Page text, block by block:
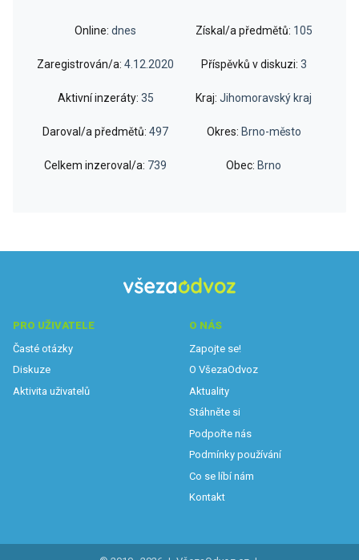
Online: dnes
Zaregistrován/a: 4.12.2020
Aktivní inzeráty: 35
Daroval/a předmětů: 497
Celkem inzeroval/a: 739
Získal/a předmětů: 105
Příspěvků v diskuzi: 3
Kraj: Jihomoravský kraj
Okres: Brno-město
Obec: Brno
PRO UŽIVATELE
Časté otázky
Diskuze
Aktivita uživatelů
O NÁS
Zapojte se!
O VšezaOdvoz
Aktuality
Stáhněte si
Podpořte nás
Podmínky používání
Co se líbí nám
Kontakt